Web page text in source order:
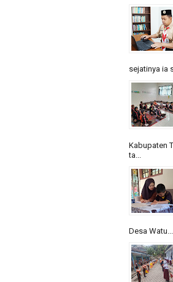
sejatinya ia
Kabupaten
ta...
Desa Watu...